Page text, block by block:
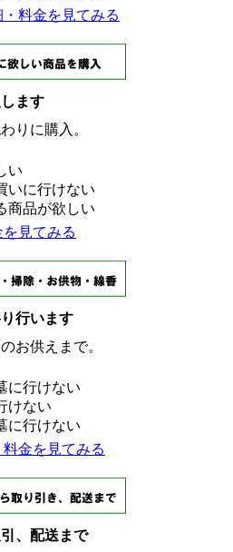
料金を見てみる
ます
りに購入。
い
いに行けない
商品が欲しい
見てみる
行います
お供えまで。
に行けない
けない
に行けない
金を見てみる
、配送まで